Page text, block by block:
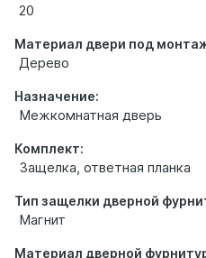
20
Материал двери под
Дерево
Назначение:
Межкомнатная дверь
Комплект:
Защелка, ответная планка
Тип защелки дверной
Магнит
Материал дверной